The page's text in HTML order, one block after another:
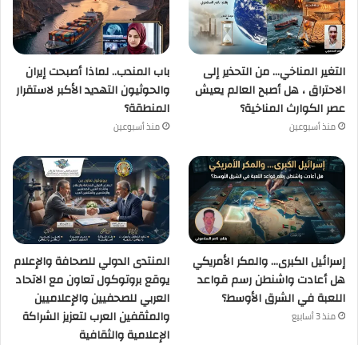
التغير المناخي… من التحذير إلى
الاحتراق ، هل أصبح العالم يعيش
عصر الكوارث المناخية؟
منذ أسبوعين
باب المندب.. لماذا أصبحت إيران
والحوثيون التهديد الأكبر لاستقرار
المنطقة؟
منذ أسبوعين
إسرائيل الكبرى… والمكر الأمريكي
هل أعادت واشنطن رسم قواعد
اللعبة في الشرق الأوسط؟
منذ 3 أسابيع
المنتدى الدولي للصحافة والإعلام
يوقع بروتوكول تعاون مع الاتحاد
العربي للصحفيين والإعلاميين
والمثقفين العرب لتعزيز الشراكة
الإعلامية والثقافية